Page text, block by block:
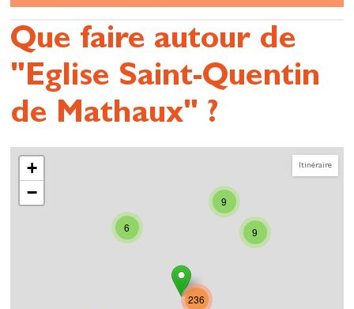
Que faire autour de
"Eglise Saint-Quentin
de Mathaux" ?
Itinéraire
9
9
6
236
+
−